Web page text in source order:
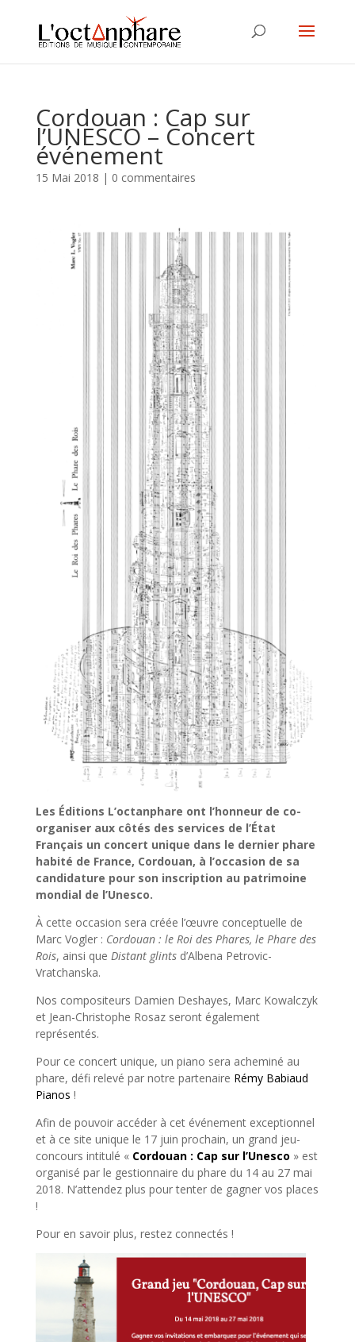
Cordouan : Cap sur
l’UNESCO – Concert
événement
15 Mai 2018 | 0 commentaires
Les Éditions L’octanphare ont l’honneur de co-
organiser aux côtés des services de l’État
Français un concert unique dans le dernier phare
habité de France, Cordouan, à l’occasion de sa
candidature pour son inscription au patrimoine
mondial de l’Unesco.
À cette occasion sera créée l’œuvre conceptuelle de
Marc Vogler : Cordouan : le Roi des Phares, le Phare des
Rois, ainsi que Distant glintsd’Albena Petrovic-
Vratchanska.
Nos compositeurs Damien Deshayes, Marc Kowalczyk
et Jean-Christophe Rosaz seront également
représentés.
Pour ce concert unique, un piano sera acheminé au
phare, défi relevé par notre partenaire Rémy Babiaud
Pianos !
Afin de pouvoir accéder à cet événement exceptionnel
et à ce site unique le 17 juin prochain, un grand jeu-
concours intitulé « Cordouan : Cap sur l’Unesco » est
organisé par le gestionnaire du phare du 14 au 27 mai
2018. N’attendez plus pour tenter de gagner vos places
!
Pour en savoir plus, restez connectés !